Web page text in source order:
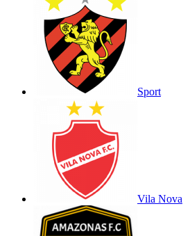
Sport
Vila Nova